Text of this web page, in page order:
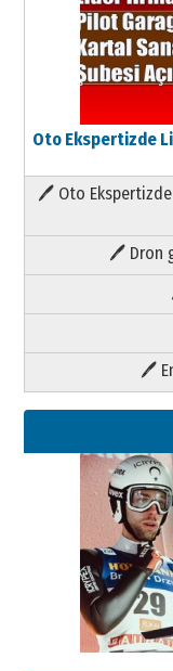
Oto Ekspertizde
🖊 Oto
🖊 Dron
🖊
Kenan
Metin